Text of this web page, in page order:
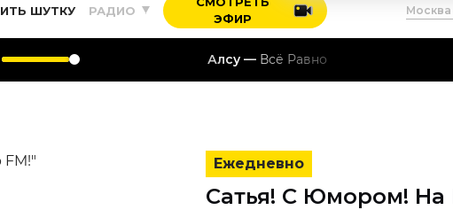
ШУТКУ РАДИО
ЭФИР
Москва
Алсу Всё Равно
Ежедневно
Сатья! С Юмором!